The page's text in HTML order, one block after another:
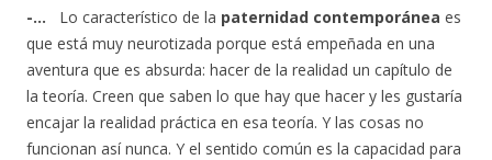
-… Lo característico de la paternidad contemporánea es
que está muy neurotizada porque está empeñada en una
aventura que es absurda: hacer de la realidad un capítulo de
la teoría. Creen que saben lo que hay que hacer y les gustaría
encajar la realidad práctica en esa teoría. Y las cosas no
funcionan así nunca. Y el sentido común es la capacidad para